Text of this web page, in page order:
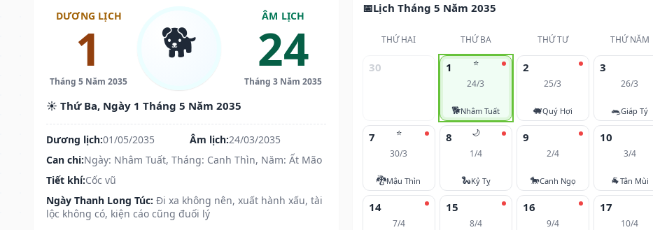
DƯƠNG LỊCH
1
Tháng 5 Năm 2035
🐕 ÂM LỊCH
24
Tháng 3 Năm 2035
☀️ Thứ Ba, Ngày 1 Tháng 5 Năm 2035
Dương lịch:01/05/2035 Âm lịch:24/03/2035
Can chi:Ngày: Nhâm Tuất, Tháng: Canh Thìn, Năm: Ất Mão
Tiết khí:Cốc vũ
Ngày Thanh Long Túc: Đi xa không nên, xuất hành xấu, tài
lộc không có, kiện cáo cũng đuối lý
Lịch Tháng 5 Năm 2035
THỨ HAI THỨ BA THỨ TƯ THỨ NĂM
30 ⭐
1
24/3
🐕Nhâm Tuất
2
25/3
🐖Quý Hợi
3
26/3
🐀Giáp Tý
⭐
7
30/3
🐉Mậu Thìn
🌙
8
1/4
🐍Kỷ Tỵ
9
2/4
🐎Canh Ngọ
10
3/4
🐐Tân Mùi
14
7/4
15
8/4
16
9/4
17
10/4